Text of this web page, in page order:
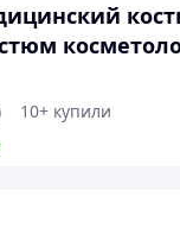
10+ купили